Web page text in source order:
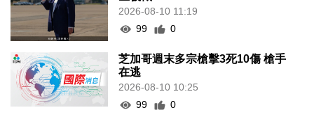
2026-08-10 11:19
99
0
芝加哥週末多宗槍擊3死10傷 槍手
在逃
2026-08-10 10:25
99
0